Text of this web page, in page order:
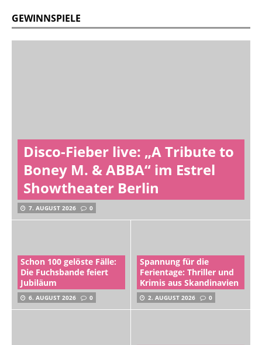
GEWINNSPIELE
Disco-Fieber live: „A Tribute to
Boney M. & ABBA“ im Estrel
Showtheater Berlin
7. AUGUST 2026 0
Schon 100 gelöste Fälle:
Die Fuchsbande feiert
Jubiläum
6. AUGUST 2026 0
Spannung für die
Ferientage: Thriller und
Krimis aus Skandinavien
2. AUGUST 2026 0